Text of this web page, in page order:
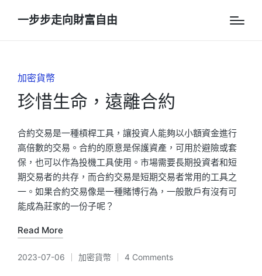
一步步走向財富自由
Posted
in
加密貨幣
珍惜生命，遠離合約
合約交易是一種槓桿工具，讓投資人能夠以小額資金進行
高倍數的交易。合約的原意是保護資產，可用於避險或套
保，也可以作為投機工具使用。市場需要長期投資者和短
期交易者的共存，而合約交易是短期交易者常用的工具之
一。如果合約交易像是一種賭博行為，一般散戶有沒有可
能成為莊家的一份子呢？
Read More
2023-07-06
Posted
加密貨幣 4 Comments